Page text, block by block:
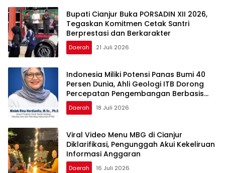
Bupati Cianjur Buka PORSADIN XII 2026,
Tegaskan Komitmen Cetak Santri
Berprestasi dan Berkarakter
Daerah 21 Juli 2026
Indonesia Miliki Potensi Panas Bumi 40
Persen Dunia, Ahli Geologi ITB Dorong
Percepatan Pengembangan Berbasis
Ilmiah dan Perlindungan Lingkungan
Daerah 18 Juli 2026
Viral Video Menu MBG di Cianjur
Diklarifikasi, Pengunggah Akui Kekeliruan
Informasi Anggaran
Daerah 16 Juli 2026